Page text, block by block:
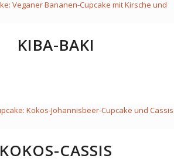
KIBA-BAKI
KOKOS-CASSIS